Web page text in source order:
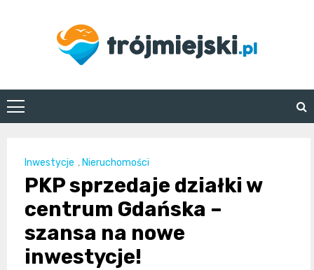
trojmiejski.pl
Inwestycje , Nieruchomości
PKP sprzedaje działki w
centrum Gdańska –
szansa na nowe
inwestycje!